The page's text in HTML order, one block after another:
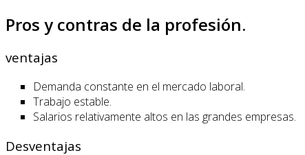
Pros y contras de la profesión.
ventajas
Demanda constante en el mercado laboral.
Trabajo estable.
Salarios relativamente altos en las grandes empresas.
Desventajas